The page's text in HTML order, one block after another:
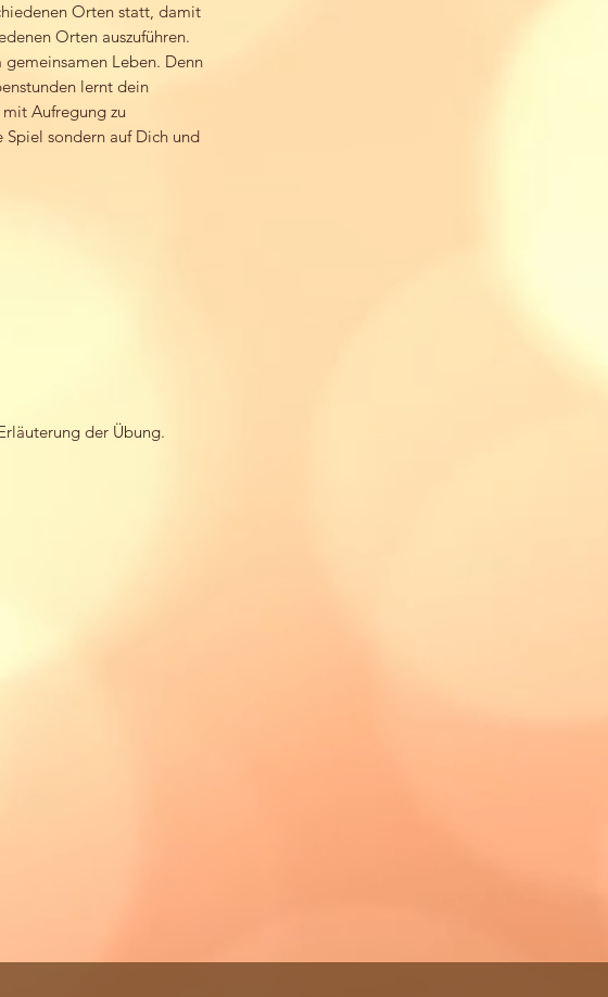
Orten statt, damit
Orten auszuführen.
Leben. Denn
lernt dein
Aufregung zu
sondern auf Dich und
der Übung.